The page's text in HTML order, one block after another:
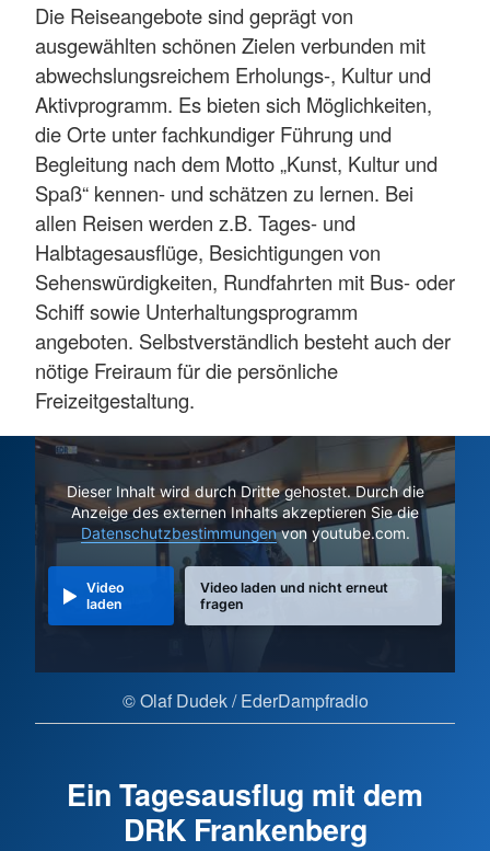
Die Reiseangebote sind geprägt von
ausgewählten schönen Zielen verbunden mit
abwechslungsreichem Erholungs-, Kultur und
Aktivprogramm. Es bieten sich Möglichkeiten,
die Orte unter fachkundiger Führung und
Begleitung nach dem Motto „Kunst, Kultur und
Spaß“ kennen- und schätzen zu lernen. Bei
allen Reisen werden z.B. Tages- und
Halbtagesausflüge, Besichtigungen von
Sehenswürdigkeiten, Rundfahrten mit Bus- oder
Schiff sowie Unterhaltungsprogramm
angeboten. Selbstverständlich besteht auch der
nötige Freiraum für die persönliche
Freizeitgestaltung.
Dieser Inhalt wird durch Dritte gehostet. Durch die
Anzeige des externen Inhalts akzeptieren Sie die
Datenschutzbestimmungenvon youtube.com.
Video
laden
Video laden und nicht erneut
fragen
© Olaf Dudek / EderDampfradio
Ein Tagesausflug mit dem
DRK Frankenberg